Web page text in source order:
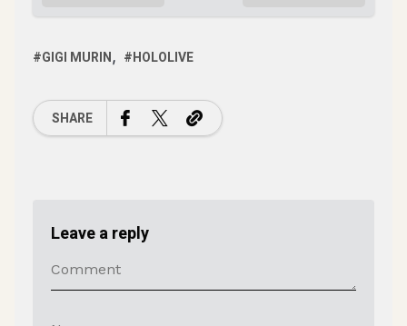
GIGI MURIN HOLOLIVE
SHARE
Leave a reply